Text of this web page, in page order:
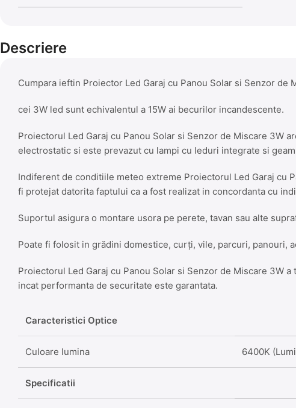
Descriere
Cumpara ieftin Proiector Led Garaj cu Panou Solar si Senzor de
cei 3W led sunt echivalentul a 15W ai becurilor incandescente.
Proiectorul Led Garaj cu Panou Solar si Senzor de Miscare 3W
electrostatic si este prevazut cu lampi cu leduri integrate si
Indiferent de conditiile meteo extreme Proiectorul Led Garaj cu
fi protejat datorita faptului ca a fost realizat in concordanta cu
Suportul asigura o montare usora pe perete, tavan sau alte
Poate fi folosit in grădini domestice, curți, vile, parcuri, panouri,
Proiectorul Led Garaj cu Panou Solar si Senzor de Miscare 3W
incat performanta de securitate este garantata.
Caracteristici Optice
Culoare lumina 6400K
Specificatii